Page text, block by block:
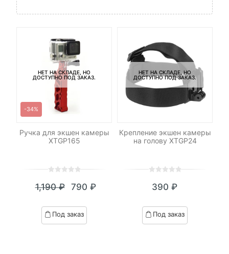
НЕТ НА СКЛАДЕ, НО
ДОСТУПНО ПОД ЗАКАЗ.
-34%
Ручка для экшен камеры
XTGP165
out
based
on
1,190₽
Первоначальная
цена
составляла
790 ₽
Текущая
цена:
790 ₽.
Под заказ
НЕТ НА СКЛАДЕ, НО
ДОСТУПНО ПОД ЗАКАЗ.
Крепление экшен камеры
на голову XTGP24
out
based
on
390 ₽
Под заказ